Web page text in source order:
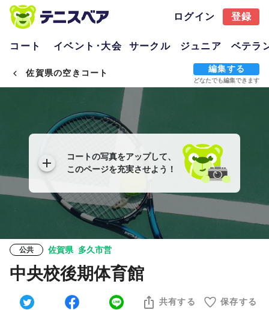
ログイン 登録
コート イベント･大会 サークル ジュニア ベテラ
佐賀県の空きコート 編集する
どなたでも編集できます
コートの写真をアップして、
このページを充実させよう！
公共 佐賀県 多久市営
中央校後期体育館
共有する 保存する